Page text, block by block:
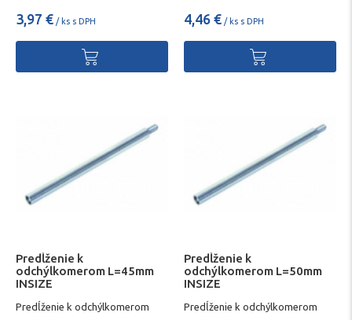
3,97 € / ks s DPH 4,46 € / ks s DPH
Predĺženie k
odchýlkomerom L=45mm
INSIZE
Predĺženie k odchýlkomerom
Predĺženie k
odchýlkomerom L=50mm
INSIZE
Predĺženie k odchýlkomerom